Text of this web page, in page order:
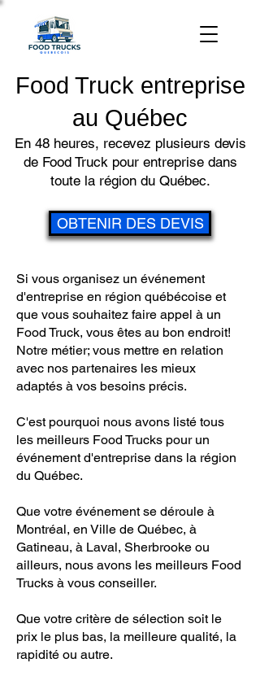
Food Truck entreprise
au Québec
En 48 heures, recevez plusieurs devis
de Food Truck pour entreprise dans
toute la région du Québec.
OBTENIR DES DEVIS
Si vous organisez un événement
d'entreprise en région québécoise et
que vous souhaitez faire appel à un
Food Truck, vous êtes au bon endroit!
Notre métier; vous mettre en relation
avec nos partenaires les mieux
adaptés à vos besoins précis.
C'est pourquoi nous avons listé tous
les meilleurs Food Trucks pour un
événement d'entreprise dans la région
du Québec.
Que votre événement se déroule à
Montréal, en Ville de Québec, à
Gatineau, à Laval, Sherbrooke ou
ailleurs, nous avons les meilleurs Food
Trucks à vous conseiller.
Que votre critère de sélection soit le
prix le plus bas, la meilleure qualité, la
rapidité ou autre.